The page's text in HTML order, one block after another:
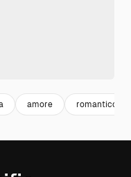
amore romantico